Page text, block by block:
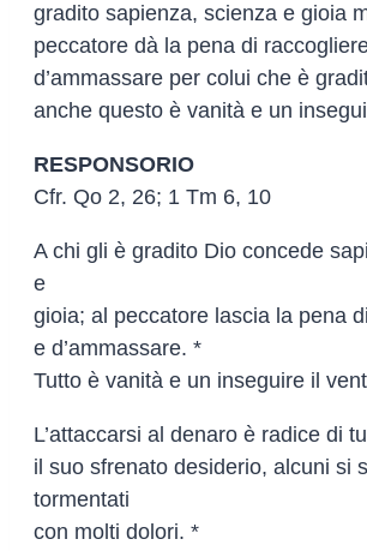
gradito sapienza, scienza e gioia
peccatore dà la pena di
d’ammassare per colui che è
anche questo è vanità e un
RESPONSORIO
Cfr. Qo 2, 26; 1 Tm 6, 10
A chi gli è gradito Dio concede
e
gioia; al peccatore lascia la pena
e d’ammassare. *
Tutto è vanità e un inseguire il
L’attaccarsi al denaro è radice di
il suo sfrenato desiderio, alcuni si
tormentati
con molti dolori. *